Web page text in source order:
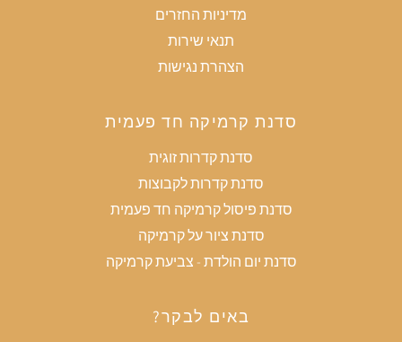
מדיניות החזרים
תנאי שירות
הצהרת נגישות
סדנת קרמיקה חד פעמית
סדנת קדרות זוגית
סדנת קדרות לקבוצות
סדנת פיסול קרמיקה חד פעמית
סדנת ציור על קרמיקה
סדנת יום הולדת - צביעת קרמיקה
באים לבקר?